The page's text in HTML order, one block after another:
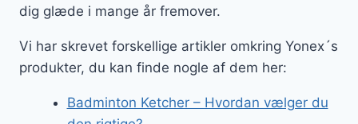
dig glæde i mange år fremover.
Vi har skrevet forskellige artikler omkring Yonex´s
produkter, du kan finde nogle af dem her:
Badminton Ketcher – Hvordan vælger du